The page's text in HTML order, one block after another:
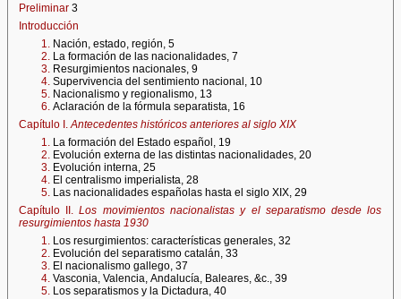
Preliminar 3
Introducción
1.
Nación, estado, región, 5
2. La formación de las nacionalidades, 7
3. Resurgimientos nacionales, 9
4. Supervivencia del sentimiento nacional, 10
5. Nacionalismo y regionalismo, 13
6. Aclaración de la fórmula separatista, 16
Capítulo I.Antecedentes históricos anteriores al siglo XIX
1.La formación del Estado español, 19
2.Evolución externa de las distintas nacionalidades, 20
3.Evolución interna, 25
4.El centralismo imperialista, 28
5.Las nacionalidades españolas hasta el siglo XIX, 29
Capítulo II.Los movimientos nacionalistas y el separatismo desde los
resurgimientos hasta 1930
1.Los resurgimientos: características generales, 32
2.Evolución del separatismo catalán, 33
3.El nacionalismo gallego, 37
4.Vasconia, Valencia, Andalucía, Baleares, &c., 39
5.Los separatismos y la Dictadura, 40